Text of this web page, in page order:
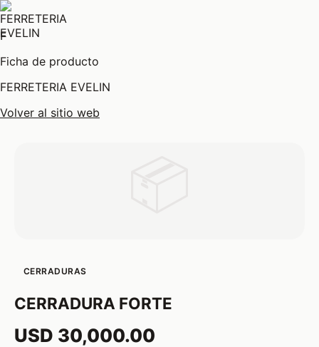
F
Ficha de producto
FERRETERIA EVELIN
Volver al sitio web
CERRADURAS
CERRADURA FORTE
USD 30,000.00